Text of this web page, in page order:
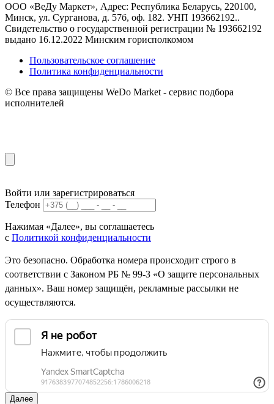
ООО «ВеДу Маркет», Адрес: Республика Беларусь, 220100,
Минск, ул. Сурганова, д. 57б, оф. 182. УНП 193662192..
Свидетельство о государственной регистрации № 193662192
выдано 16.12.2022 Минским горисполкомом
Пользовательское соглашение
Политика конфиденциальности
© Все права защищены WeDo Market - сервис подбора
исполнителей
Войти или зарегистрироваться
Телефон
Нажимая «Далее», вы соглашаетесь
с Политикой конфиденциальности
Это безопасно. Обработка номера происходит строго в
соответствии с Законом РБ № 99-З «О защите персональных
данных». Ваш номер защищён, рекламные рассылки не
осуществляются.
Далее